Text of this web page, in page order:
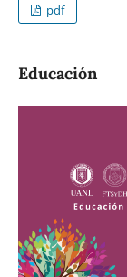
pdf
Educación